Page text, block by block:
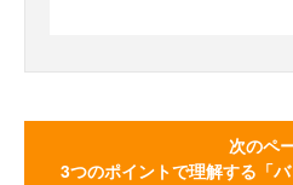
次のペ
3つのポイントで理解する「